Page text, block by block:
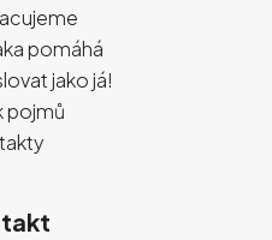
pomáhá
jako já!
pojmů